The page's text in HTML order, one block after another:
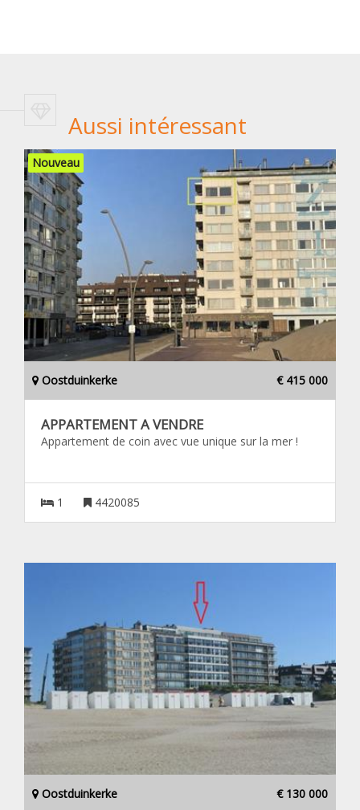
Aussi intéressant
Nouveau
Oostduinkerke € 415 000
APPARTEMENT A VENDRE
Appartement de coin avec vue unique sur la mer !
1 4420085
Oostduinkerke € 130 000